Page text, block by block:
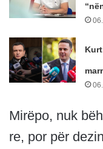
Mirëpo, nuk
re, por për